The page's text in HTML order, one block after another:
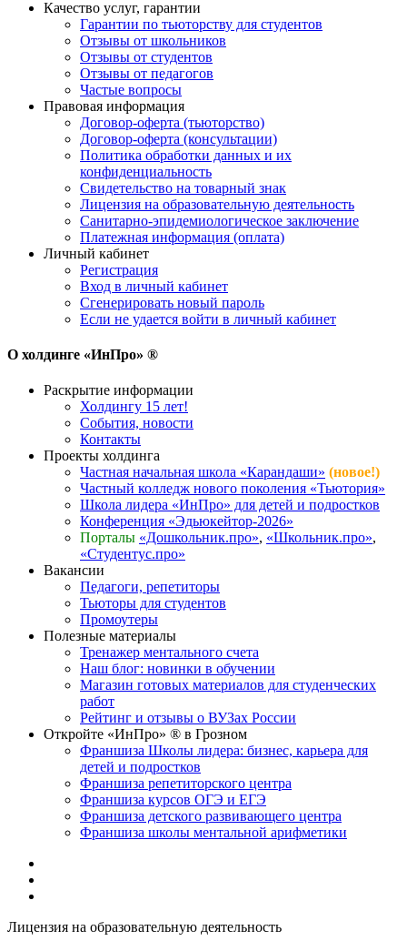
Качество услуг, гарантии
Гарантии по тьюторству для студентов
Отзывы от школьников
Отзывы от студентов
Отзывы от педагогов
Частые вопросы
Правовая информация
Договор-оферта (тьюторство)
Договор-оферта (консультации)
Политика обработки данных и их
конфиденциальность
Свидетельство на товарный знак
Лицензия на образовательную деятельность
Санитарно-эпидемиологическое заключение
Платежная информация (оплата)
Личный кабинет
Регистрация
Вход в личный кабинет
Сгенерировать новый пароль
Если не удается войти в личный кабинет
О холдинге «ИнПро» ®
Раскрытие информации
Холдингу 15 лет!
События, новости
Контакты
Проекты холдинга
Частная начальная школа «Карандаши» (новое!)
Частный колледж нового поколения «Тьютория»
Школа лидера «ИнПро» для детей и подростков
Конференция «Эдьюкейтор-2026»
Порталы «Дошкольник.про», «Школьник.про»,
«Студентус.про»
Вакансии
Педагоги, репетиторы
Тьюторы для студентов
Промоутеры
Полезные материалы
Тренажер ментального счета
Наш блог: новинки в обучении
Магазин готовых материалов для студенческих
работ
Рейтинг и отзывы о ВУЗах России
Откройте «ИнПро» ® в Грозном
Франшиза Школы лидера: бизнес, карьера для
детей и подростков
Франшиза репетиторского центра
Франшиза курсов ОГЭ и ЕГЭ
Франшиза детского развивающего центра
Франшиза школы ментальной арифметики
Лицензия на образовательную деятельность